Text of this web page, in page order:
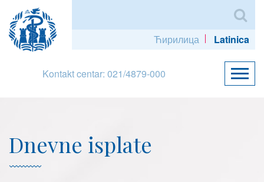
Ћирилица Latinica
Kontakt centar: 021/4879-000
Dnevne isplate